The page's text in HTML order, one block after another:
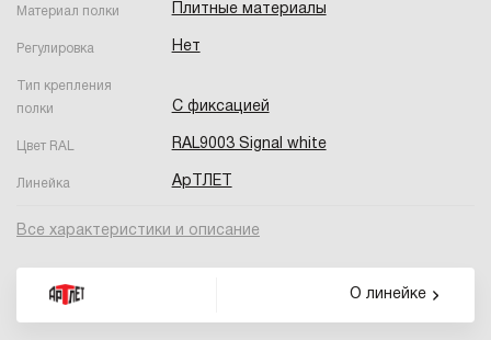
Материал полки Плитные материалы
Регулировка Нет
Тип крепления
полки
С фиксацией
Цвет RAL RAL9003 Signal white
Линейка АрТЛЕТ
Все характеристики и описание
О линейке